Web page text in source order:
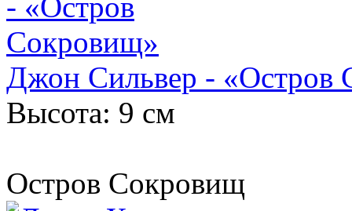
Джон Сильвер - «Остров
Высота: 9 см
Остров Сокровищ